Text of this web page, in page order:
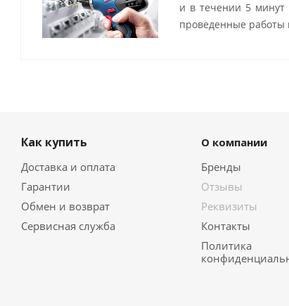
и в течении 5 минут
проведенные работы
Как купить
Доставка и оплата
Гарантии
Обмен и возврат
Сервисная служба
О компании
Бренды
Отзывы
Реквизиты
Контакты
Политика